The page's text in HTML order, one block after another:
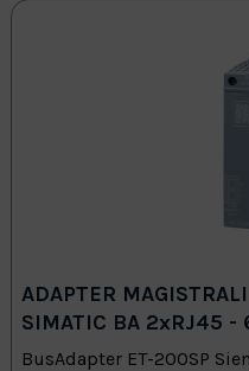
ADAPTER
SIMATIC BA 2xRJ45 -
BusAdapter ET-200SP